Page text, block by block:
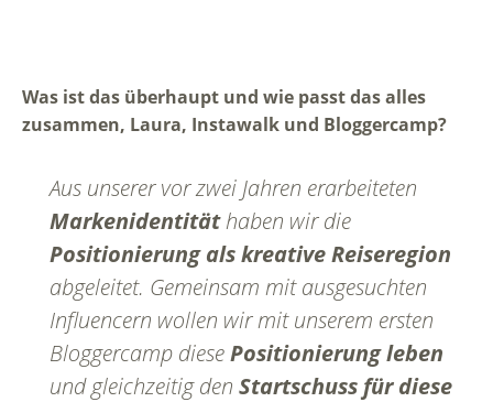
Was ist das überhaupt und wie passt das alles
zusammen, Laura, Instawalk und Bloggercamp?
Aus unserer vor zwei Jahren erarbeiteten
Markenidentitäthaben wir die
Positionierung als kreative Reiseregion
abgeleitet. Gemeinsam mit ausgesuchten
Influencern wollen wir mit unserem ersten
Bloggercamp diesePositionierung leben
und gleichzeitig den Startschuss für diese